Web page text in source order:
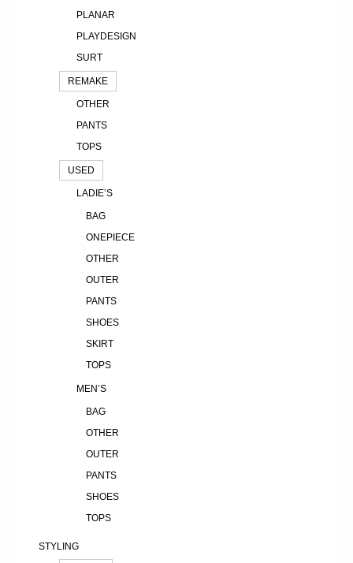
PLANAR
PLAYDESIGN
SURT
REMAKE
OTHER
PANTS
TOPS
USED
LADIE’S
BAG
ONEPIECE
OTHER
OUTER
PANTS
SHOES
SKIRT
TOPS
MEN’S
BAG
OTHER
OUTER
PANTS
SHOES
TOPS
STYLING